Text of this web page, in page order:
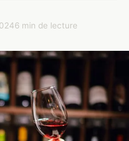
6 min de lecture